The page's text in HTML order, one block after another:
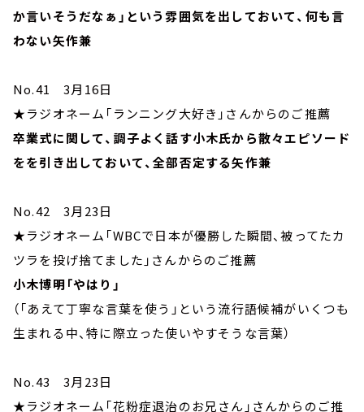
か言いそうだなぁ」という雰囲気を出しておいて、何も言
わない矢作兼
No.41 3月16日
★ラジオネーム「ランニング大好き」さんからのご推薦
卒業式に関して、調子よく話す小木氏から散々エピソード
をを引き出しておいて、全部否定する矢作兼
No.42 3月23日
★ラジオネーム「WBCで日本が優勝した瞬間、被ってたカ
ツラを投げ捨てました」さんからのご推薦
小木博明「やはり」
（「あえて丁寧な言葉を使う」という流行語候補がいくつも
生まれる中、特に際立った使いやすそうな言葉）
No.43 3月23日
★ラジオネーム「花粉症退治のお兄さん」さんからのご推